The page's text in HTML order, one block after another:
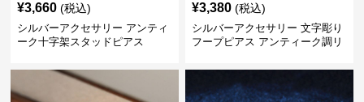
¥3,660 (税込)
シルバーアクセサリー アンティ
ーク十字架スタッドピアス
¥3,380 (税込)
シルバーアクセサリー 文字彫り
フープピアス アンティーク調リ